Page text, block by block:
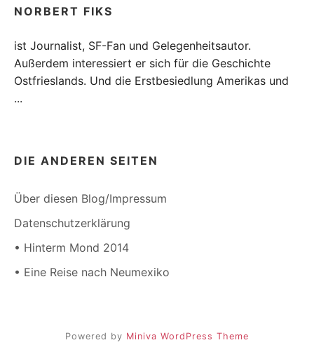
NORBERT FIKS
ist Journalist, SF-Fan und Gelegenheitsautor.
Außerdem interessiert er sich für die Geschichte
Ostfrieslands. Und die Erstbesiedlung Amerikas und
...
DIE ANDEREN SEITEN
Über diesen Blog/Impressum
Datenschutzerklärung
• Hinterm Mond 2014
• Eine Reise nach Neumexiko
Powered by Miniva WordPress Theme